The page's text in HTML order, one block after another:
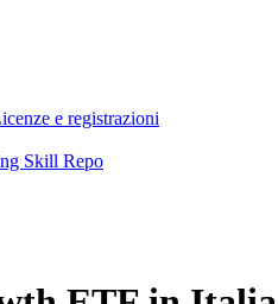
e registrazioni
Skill Repo